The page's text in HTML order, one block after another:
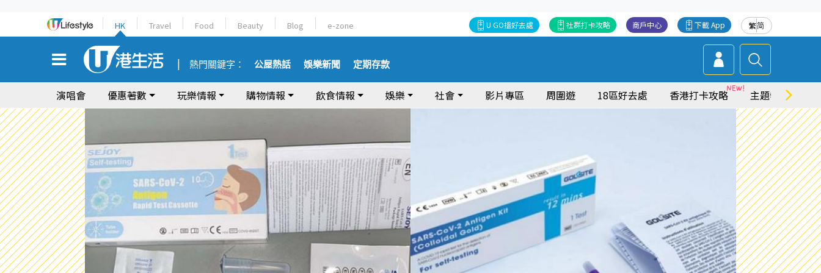
HK Travel Food Beauty Blog e-zone 繁简
下載 App
商戶中心
社群打卡攻略
U GO搵好去處
熱門關鍵字： 公屋熱話 娛樂新聞 定期存款
演唱會 優惠著數 玩樂情報 購物情報 飲食情報 娛樂 社會 影片專區 周圍遊 18區好去處 香港打卡攻略 主題特集